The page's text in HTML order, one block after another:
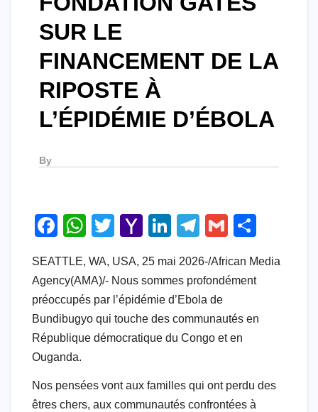
SUR LE
FINANCEMENT DE LA
RIPOSTE À
L’ÉPIDÉMIE D’ÉBOLA
By
F
c
e
b
o
o
k
W
at
s
A
p
T
tt
er
Y
h
o
o
M
Li
k
e
dI
n
T
e
gr
a
m
G
ail ar
SEATTLE, WA, USA, 25 mai 2026-/African Media
Agency(AMA)/- Nous sommes profondément
préoccupés par l’épidémie d’Ebola de
Bundibugyo qui touche des communautés en
République démocratique du Congo et en
Ouganda.
Nos pensées vont aux familles qui ont perdu des
êtres chers, aux communautés confrontées à